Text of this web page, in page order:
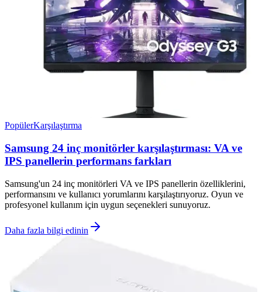
PopülerKarşılaştırma
Samsung 24 inç monitörler karşılaştırması: VA ve
IPS panellerin performans farkları
Samsung'un 24 inç monitörleri VA ve IPS panellerin özelliklerini,
performansını ve kullanıcı yorumlarını karşılaştırıyoruz. Oyun ve
profesyonel kullanım için uygun seçenekleri sunuyoruz.
Daha fazla bilgi edinin